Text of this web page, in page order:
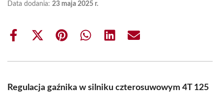
Data dodania: 23 maja 2025 r.
Share
Share
(Twitter)
Share Share Share Share
Regulacja gaźnika w silniku czterosuwowym 4T 125